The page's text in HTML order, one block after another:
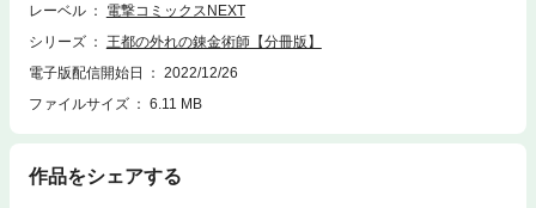
レーベル
電撃コミックスNEXT
シリーズ
王都の外れの錬金術師【分冊版】
電子版配信開始日
2022/12/26
ファイルサイズ
6.11 MB
作品をシェアする